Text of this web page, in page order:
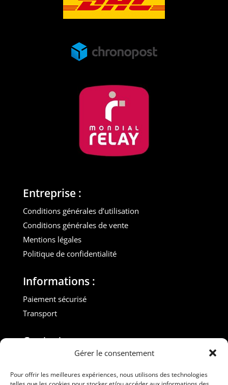
Gérer le consentement
Pour offrir les meilleures expériences, nous utilisons des technologies
Entreprise :
Conditions générales d’utilisation
Conditions générales de vente
Mentions légales
Politique de confidentialité
Informations :
Paiement sécurisé
Transport
Contact :
M. Gilles ROUVEYROL
Tél. : +33(0)6 07 72 40 47